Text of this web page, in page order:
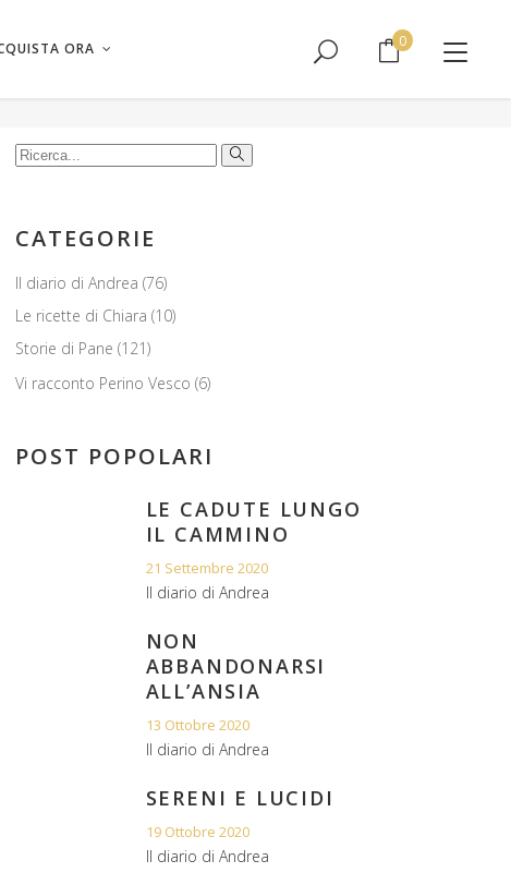
ORA 0
nel carrello.
Cerca:
CATEGORIE
Il diario di Andrea (76)
Le ricette di Chiara (10)
Storie di Pane (121)
Vi racconto Perino Vesco (6)
POST POPOLARI
LE CADUTE LUNGO
IL CAMMINO
21 Settembre 2020
Il diario di Andrea
NON
ABBANDONARSI
ALL’ANSIA
13 Ottobre 2020
Il diario di Andrea
SERENI E LUCIDI
19 Ottobre 2020
Il diario di Andrea